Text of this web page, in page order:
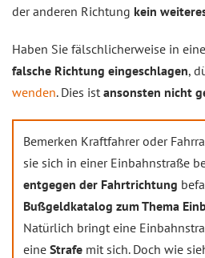
der anderen Richtung kein
Haben Sie fälschlicherweise in
falsche Richtung eingeschlagen,
wenden. Dies ist ansonsten nicht
Bemerken Kraftfahrer oder
sie sich in einer Einbahnstraße
entgegen der Fahrtrichtung
Bußgeldkatalog zum Thema
Natürlich bringt eine
eine Strafe mit sich. Doch wie